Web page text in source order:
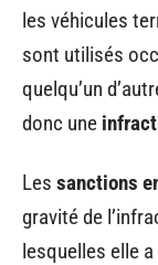
les véhicules
sont utilisés
quelqu’un
donc une
Les sanctions
gravité de
lesquelles elle